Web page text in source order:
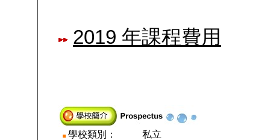
2019 年課程費用
學校類別： 私立